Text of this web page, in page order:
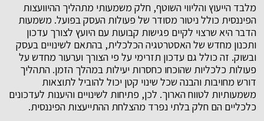
מלבד הייעוץ והליווי השוטף, חלק משמעותי מתהליך ההיוועצות
הפיננסית כולל ניטור מסודר של פעולות העסק בפועל. משמעות
הדבר היא שרצוי לקיים פגישות קבועות עם היועץ לצורך עדכון
ותכנון מחדש של האסטרטגיה הכלכלית, בהתאם לשינויים בעסק
ובשוק. זה כולל גם עדכון תזרימי על פי הצורך וערעור מחדש על
פעולות כלכליות שהוכחו כחסרות יעילות במהלך הזמן. התהליך
דורש מחויבות והבנה שכל שינוי קטן יכול להוביל לתוצאות
משמעותיות לטווח הארוך. לכן, פתיחות לשינויים והיענות לעדכונים
כלכליים הם חלק בלתי נפרד מהצלחת ההתייעצות הפיננסית.